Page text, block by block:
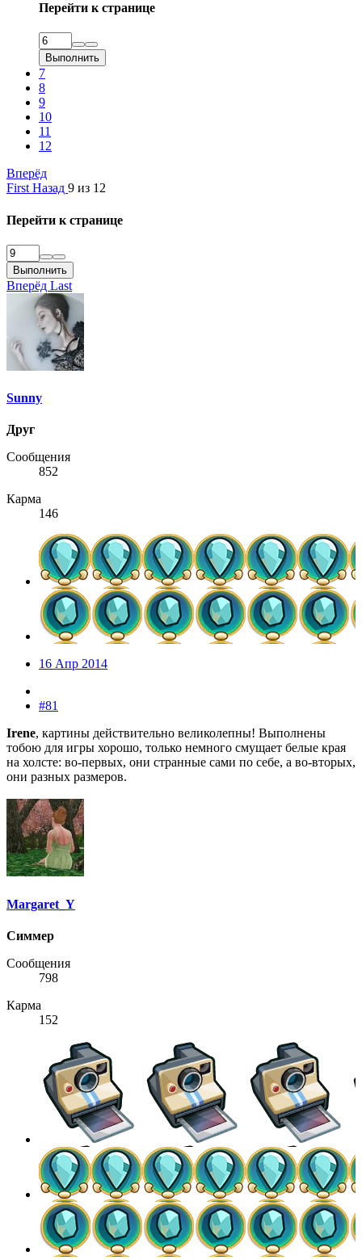
Перейти к странице
Выполнить
7
8
9
10
11
12
Вперёд
First Назад 9 из 12
Перейти к странице
Выполнить
Вперёд Last
Sunny
Друг
Сообщения
852
Карма
146
16 Апр 2014
#81
Irene, картины действительно великолепны! Выполнены
тобою для игры хорошо, только немного смущает белые края
на холсте: во-первых, они странные сами по себе, а во-вторых,
они разных размеров.
Margaret_Y
Симмер
Сообщения
798
Карма
152